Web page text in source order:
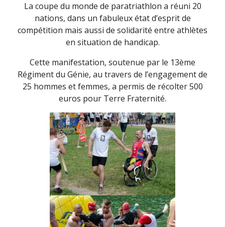
La coupe du monde de paratriathlon a réuni 20
nations, dans un fabuleux état d’esprit de
compétition mais aussi de solidarité entre athlètes
en situation de handicap.
Cette manifestation, soutenue par le 13ème
Régiment du Génie, au travers de l’engagement de
25 hommes et femmes, a permis de récolter 500
euros pour Terre Fraternité.